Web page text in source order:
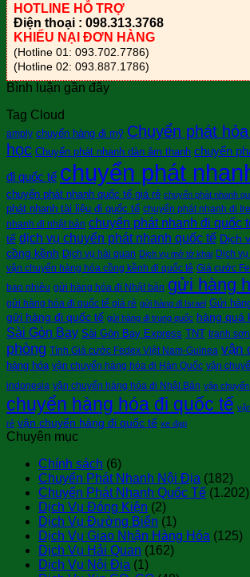
HOTLINE HỖ TRỢ
Điện thoại : 098.313.3768
KHIẾU NẠI ĐƠN HÀNG
(Hotline 01: 093.702.7786)
(Hotline 02: 093.887.1786)
Bình luận gần đây
Tag Cloud
amply chuyển hàng đi mỹ Chuyển phát
học Chuyển phát nhanh dàn âm thanh chuyển
đi quốc tế chuyển phát
chuyển phát nhanh quốc tế giá rẻ chuyển phát nhanh
phát nhanh tài liệu đi quốc tế chuyển phát nhanh đi
nhanh đi nhật bản chuyển phát nhanh đi quốc
tế dịch vụ chuyển phát nhanh quốc tế Dịch
cồng kềnh Dịch vụ hải quan Dịch vụ mở tờ khai Dịch
vận chuyển hàng hóa cồng kềnh đi quốc tê Giá cước
bao nhiêu gửi hàng hóa đi Nhật bản gửi hàng
gửi hàng hóa đi quốc tế giá rẻ gửi hàng đi Israel Gửi
gửi hàng đi quốc tế gửi hàng đi trung quốc hàng quá
Sài Gòn Bay Sài Gòn Bay Express TNT tranh
phòng Tính Giá cước Fedex Việt Nam-Guinea vận
hàng hóa vận chuyển hàng hóa đi Hàn Quốc vận
indonesia vận chuyển hàng hóa đi Nhật Bản vận
chuyển hàng hóa đi quốc tế
rẻ vận chuyển hàng đi quốc tế xe đạp
Chuyên mục
Chính sách (6)
Chuyển Phát Nhanh Nội Địa (182)
Chuyển Phát Nhanh Quốc Tế (1.202)
Dịch Vụ Đóng Kiện (2)
Dịch Vụ Đường Biển (1)
Dịch Vụ Giao Nhận Hàng Hóa (125)
Dịch Vụ Hải Quan (162)
Dịch Vụ Nội Địa (1)